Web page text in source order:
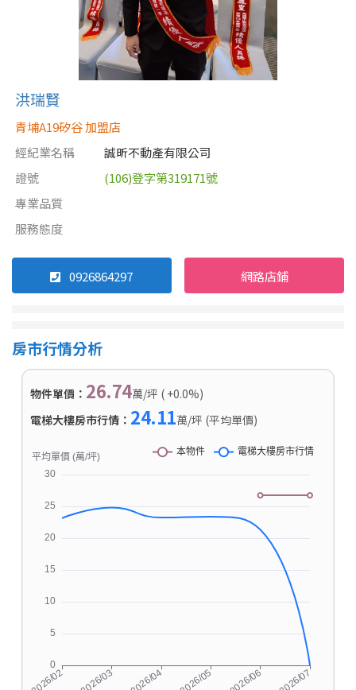
洪瑞賢
青埔A19矽谷 加盟店
經紀業名稱
誠昕不動產有限公司
證號
(106)登字第319171號
專業品質
服務態度
0926864297 網路店鋪
房市行情分析
物件單價： 26.74萬/坪 ( +0.0%)
電梯大樓房市行情： 24.11萬/坪 (平均單價)